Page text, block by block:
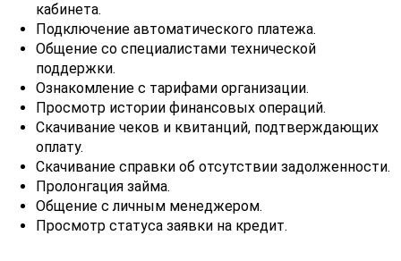
кабинета.
Подключение автоматического платежа.
Общение со специалистами технической
поддержки.
Ознакомление с тарифами организации.
Просмотр истории финансовых операций.
Скачивание чеков и квитанций, подтверждающих
оплату.
Скачивание справки об отсутствии задолженности.
Пролонгация займа.
Общение с личным менеджером.
Просмотр статуса заявки на кредит.